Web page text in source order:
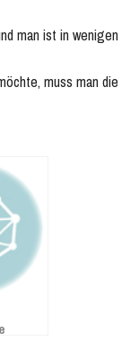
man ist in wenigen
muss man die